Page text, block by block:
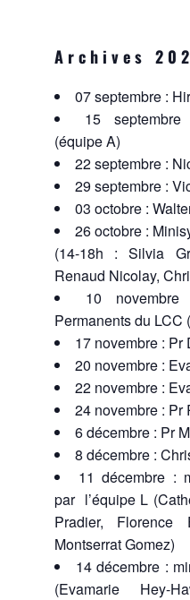
Archives
07 septembre :
15
(équipe A)
22 septembre :
29 septembre :
03 octobre :
26 octobre :
(14-18h : Silvia
Renaud Nicolay,
10
Permanents du LCC
17 novembre : Pr
20 novembre :
22 novembre :
24 novembre : Pr
6 décembre : Pr
8 décembre :
11 décembre :
par l’équipe L
Pradier, Florence
Montserrat Gomez)
14 décembre :
(Evamarie Hey-